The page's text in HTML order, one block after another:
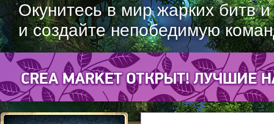
Окунитесь в мир жарких битв
и создайте непобедимую